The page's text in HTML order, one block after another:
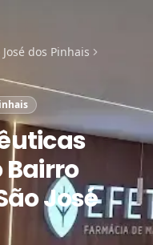
José dos Pinhais
Bairro
José